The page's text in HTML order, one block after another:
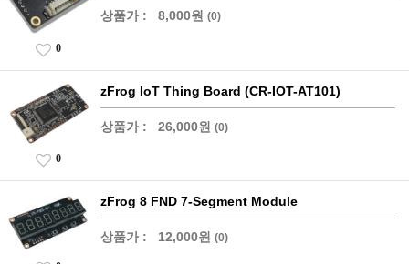
상품가 : 8,000원 (0)
0
zFrog IoT Thing Board (CR-IOT-AT101)
상품가 : 26,000원 (0)
0
zFrog 8 FND 7-Segment Module
상품가 : 12,000원 (0)